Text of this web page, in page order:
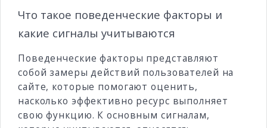
Что такое поведенческие факторы и
какие сигналы учитываются
Поведенческие факторы представляют
собой замеры действий пользователей на
сайте, которые помогают оценить,
насколько эффективно ресурс выполняет
свою функцию. К основным сигналам,